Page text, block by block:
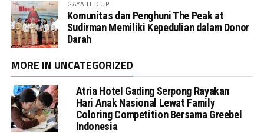
GAYA HIDUP
Komunitas dan Penghuni The Peak at
Sudirman Memiliki Kepedulian dalam Donor
Darah
MORE IN UNCATEGORIZED
Atria Hotel Gading Serpong Rayakan
Hari Anak Nasional Lewat Family
Coloring Competition Bersama Greebel
Indonesia